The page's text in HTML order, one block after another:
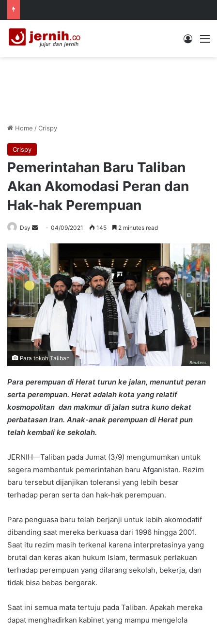
Log In
Home /Crispy
Crispy
Pemerintahan Baru Taliban
Akan Akomodasi Peran dan
Hak-hak Perempuan
Dsy
Send
email
04/09/2021 145 2 minutes read
Para tokoh Taliban
Para perempuan di Herat turun ke jalan, menuntut peran
serta perempuan. Herat adalah kota yang relatif
kosmopolitan dan makmur di jalan sutra kuno dekat
perbatasan Iran. Anak-anak perempuan di Herat pun
telah kembali ke sekolah.
JERNIH—Taliban pada Jumat (3/9) mengumumkan untuk
segera membentuk pemerintahan baru Afganistan. Rezim
baru tersebut dijanjikan toleransi yang lebih besar
terhadap peran serta dan hak-hak perempuan.
Para penguasa baru telah berjanji untuk lebih akomodatif
dibanding saat mereka berkuasa dari 1996 hingga 2001.
Saat itu rezim masih terkenal karena interpretasinya yang
brutal dan keras akan hukum Islam, termasuk perlakuan
terhadap perempuan yang dilarang sekolah, bekerja, dan
tidak bisa bebas bergerak.
Saat ini semua mata tertuju pada Taliban. Apakah mereka
dapat menghadirkan kabinet yang mampu mengelola